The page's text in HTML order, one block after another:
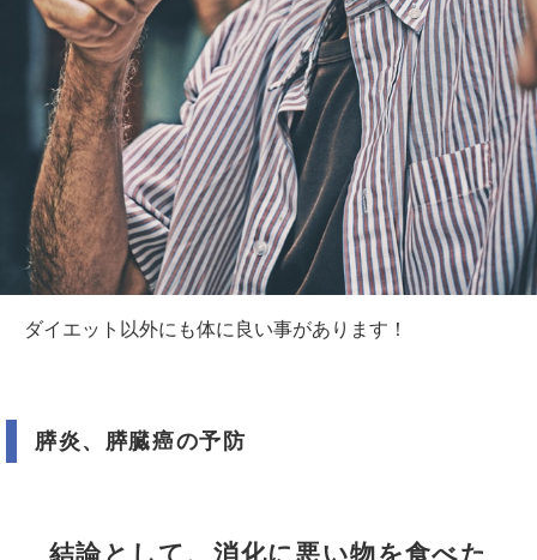
ダイエット以外にも体に良い事があります！
膵炎、膵臓癌の予防
結論として、消化に悪い物を食べた